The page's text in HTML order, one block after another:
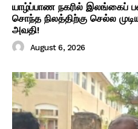
யாழ்ப்பாண நகரில் இலங்கைப்
சொந்த நிலத்திற்கு செல்ல
அவதி!
August 6, 2026